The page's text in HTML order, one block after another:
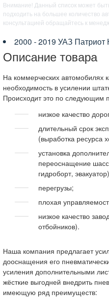
Внимание! Данный список может
подходить на большее количество
консультацией обращайтесь к
2000 - 2019 УАЗ Патриот
Описание товара
На коммерческих автомобилях
необходимость в усилении
Происходит это по следующим
низкое качество
длительный срок
(выработка ресурса
установка
переоснащение
гидроборт,
перегрузы;
плохая
низкое качество
отбойников).
Наша компания предлагает
дооснащения его
усиления дополнительными
жёсткие выгодней внедрить
имеющую ряд преимуществ: